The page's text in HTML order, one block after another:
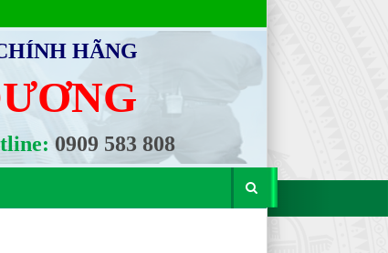
HÃNG
0909 583 808